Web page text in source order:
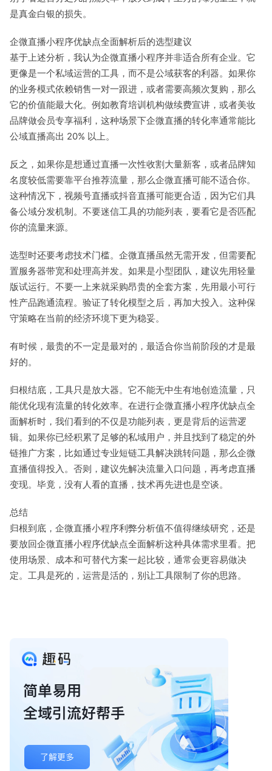
是真金白银的损失。
企微直播小程序优缺点全面解析后的选型建议
基于上述分析，我认为企微直播小程序并非适合所有企业。它
更像是一个私域运营的工具，而不是公域获客的利器。如果你
的业务模式依赖销售一对一跟进，或者需要高频次复购，那么
它的价值能最大化。例如教育培训机构做续费宣讲，或者美妆
品牌做会员专享福利，这种场景下企微直播的转化率通常能比
公域直播高出 20% 以上。
反之，如果你是想通过直播一次性收割大量新客，或者品牌知
名度较低需要靠平台推荐流量，那么企微直播可能不适合你。
这种情况下，视频号直播或抖音直播可能更合适，因为它们具
备公域分发机制。不要迷信工具的功能列表，要看它是否匹配
你的流量来源。
选型时还要考虑技术门槛。企微直播虽然无需开发，但需要配
置服务器带宽和处理高并发。如果是小型团队，建议先用轻量
版试运行。不要一上来就采购昂贵的全套方案，先用最小可行
性产品跑通流程。验证了转化模型之后，再加大投入。这种保
守策略在当前的经济环境下更为稳妥。
有时候，最贵的不一定是最对的，最适合你当前阶段的才是最
好的。
归根结底，工具只是放大器。它不能无中生有地创造流量，只
能优化现有流量的转化效率。在进行企微直播小程序优缺点全
面解析时，我们看到的不仅是功能列表，更是背后的运营逻
辑。如果你已经积累了足够的私域用户，并且找到了稳定的外
链推广方案，比如通过专业短链工具解决跳转问题，那么企微
直播值得投入。否则，建议先解决流量入口问题，再考虑直播
变现。毕竟，没有人看的直播，技术再先进也是空谈。
总结
归根到底，企微直播小程序利弊分析值不值得继续研究，还是
要放回企微直播小程序优缺点全面解析这种具体需求里看。把
使用场景、成本和可替代方案一起比较，通常会更容易做决
定。工具是死的，运营是活的，别让工具限制了你的思路。